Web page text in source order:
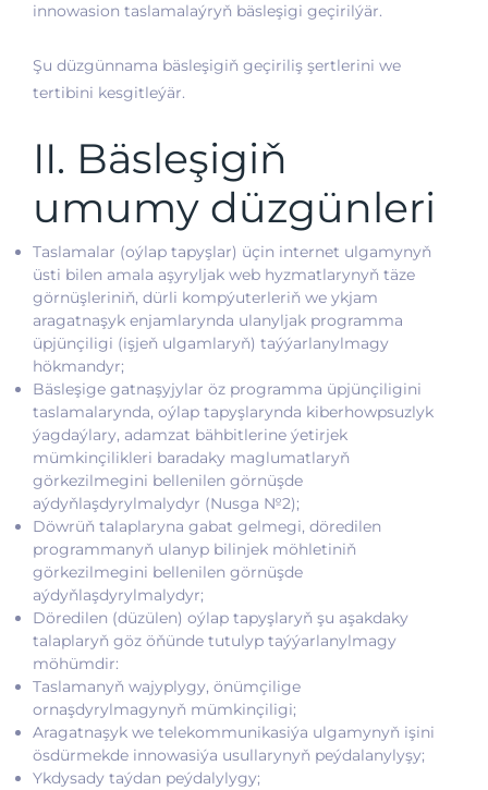
innowasion taslamalaýryň bäsleşigi geçirilýär.
Şu düzgünnama bäsleşigiň geçiriliş şertlerini we
tertibini kesgitleýär.
II. Bäsleşigiň
umumy düzgünleri
Taslamalar (oýlap tapyşlar) üçin internet ulgamynyň
üsti bilen amala aşyryljak web hyzmatlarynyň täze
görnüşleriniň, dürli kompýuterleriň we ykjam
aragatnaşyk enjamlarynda ulanyljak programma
üpjünçiligi (işjeň ulgamlaryň) taýýarlanylmagy
hökmandyr;
Bäsleşige gatnaşyjylar öz programma üpjünçiligini
taslamalarynda, oýlap tapyşlarynda kiberhowpsuzlyk
ýagdaýlary, adamzat bähbitlerine ýetirjek
mümkinçilikleri baradaky maglumatlaryň
görkezilmegini bellenilen görnüşde
aýdyňlaşdyrylmalydyr (Nusga №2);
Döwrüň talaplaryna gabat gelmegi, döredilen
programmanyň ulanyp bilinjek möhletiniň
görkezilmegini bellenilen görnüşde
aýdyňlaşdyrylmalydyr;
Döredilen (düzülen) oýlap tapyşlaryň şu aşakdaky
talaplaryň göz öňünde tutulyp taýýarlanylmagy
möhümdir:
Taslamanyň wajyplygy, önümçilige
ornaşdyrylmagynyň mümkinçiligi;
Aragatnaşyk we telekommunikasiýa ulgamynyň işini
ösdürmekde innowasiýa usullarynyň peýdalanylyşy;
Ykdysady taýdan peýdalylygy;